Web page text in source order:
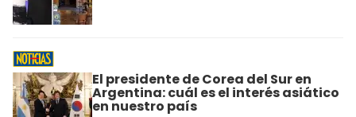
El presidente de Corea del Sur en
Argentina: cuál es el interés asiático
en nuestro país